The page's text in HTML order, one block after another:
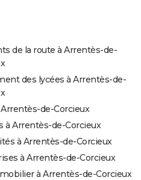
de la route à Arrentès-de-
des lycées à Arrentès-de-
Arrentès-de-Corcieux
à Arrentès-de-Corcieux
à Arrentès-de-Corcieux
à Arrentès-de-Corcieux
à Arrentès-de-Corcieux